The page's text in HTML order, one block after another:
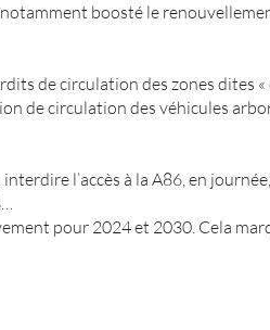
boosté le
de circulation des zones dites «
de circulation des véhicules
l’accès à la A86, en
pour 2024 et 2030. Cela